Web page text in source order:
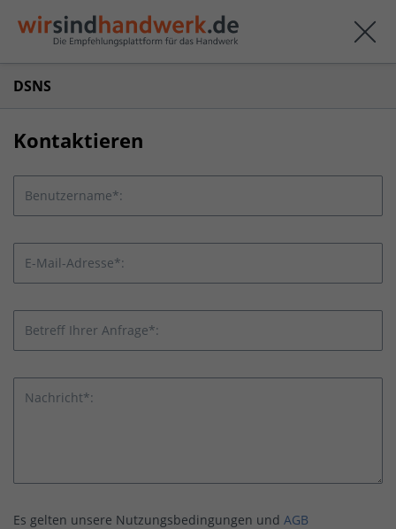
DSNS
Kontaktieren
Benutzername*:
E-Mail-Adresse*:
Betreff Ihrer Anfrage*:
Nachricht*:
Es gelten unsere Nutzungsbedingungen und AGB